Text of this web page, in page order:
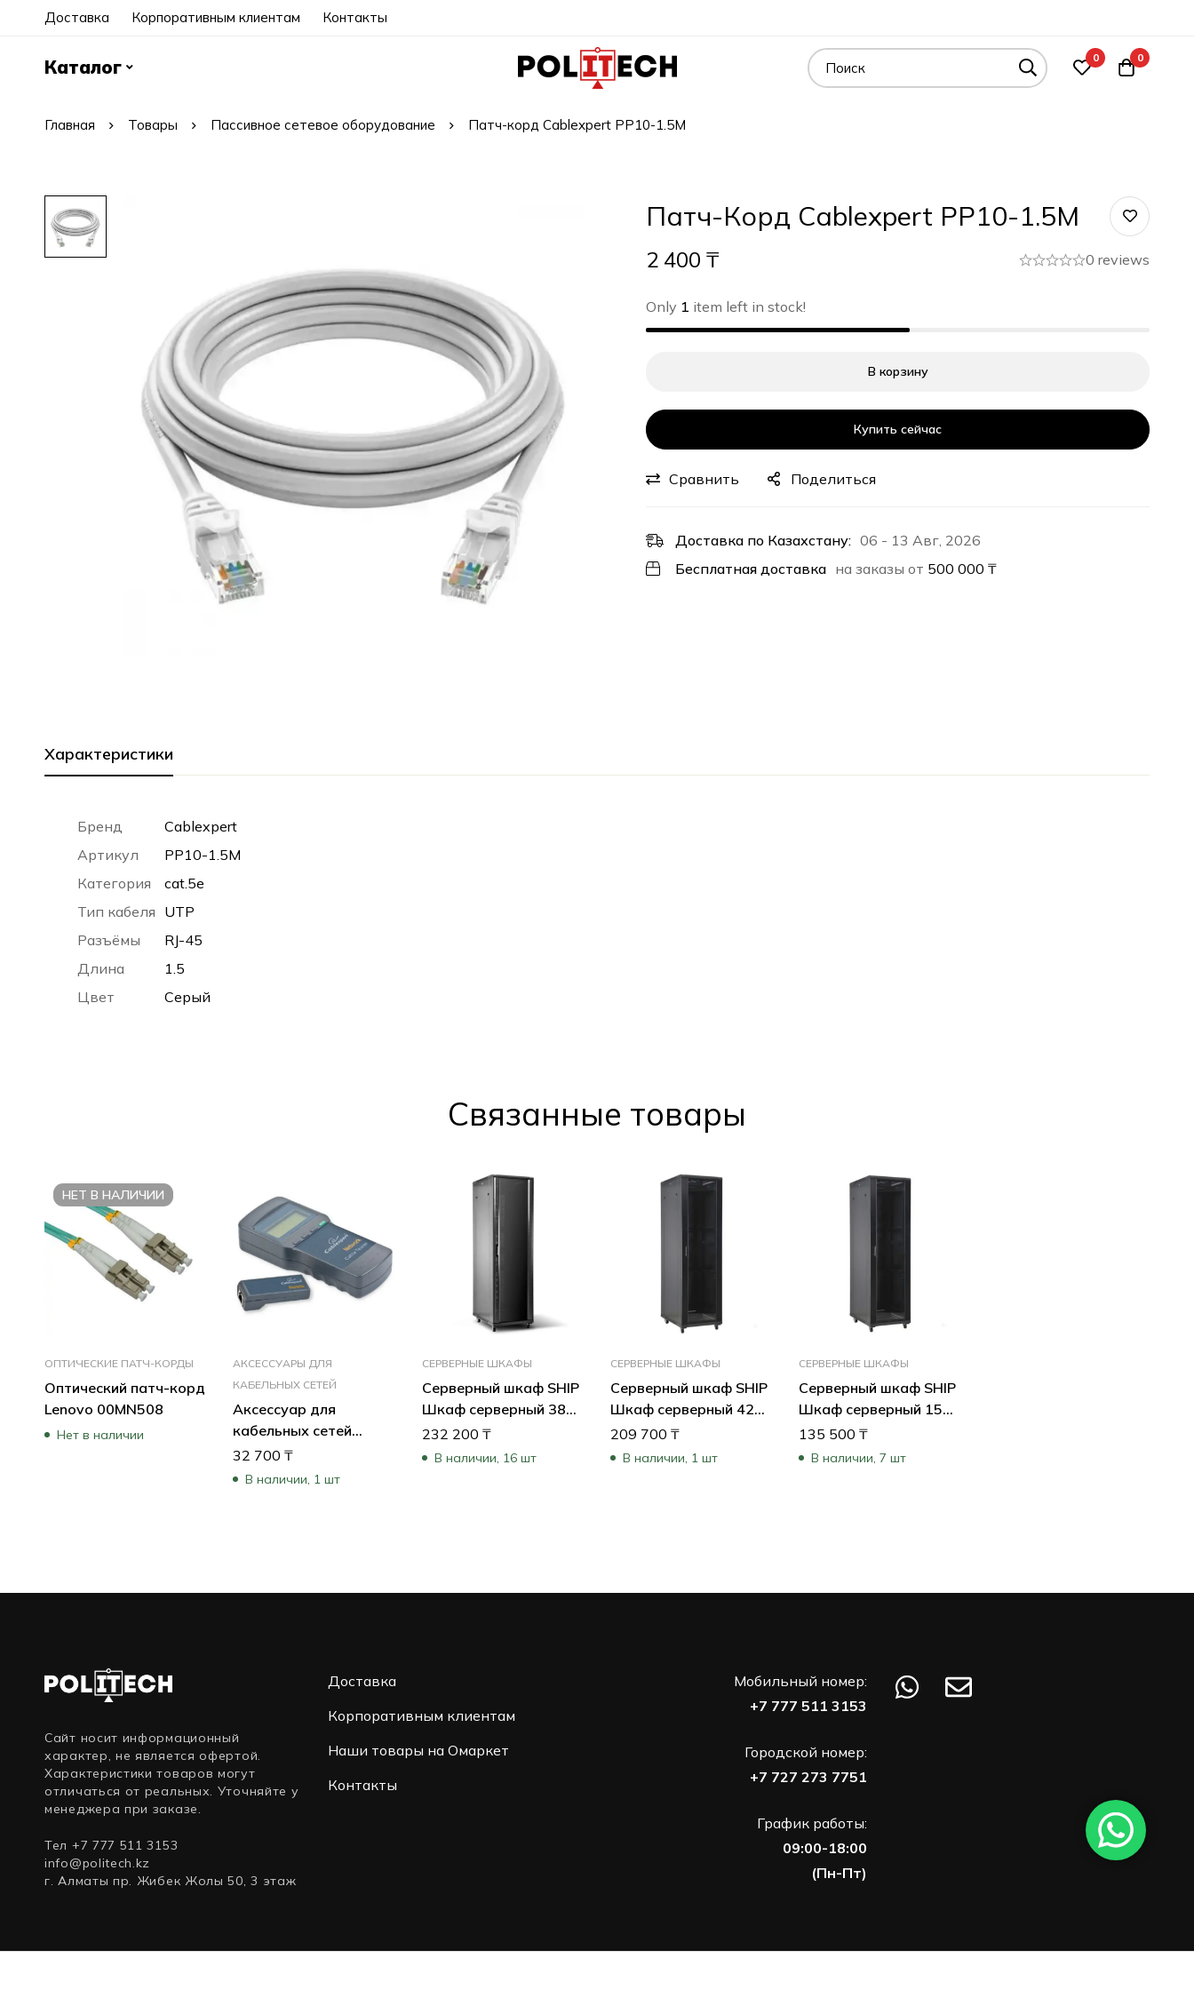
Доставка Корпоративным клиентам Контакты
Каталог 0 0
Главная Товары Пассивное сетевое оборудование Патч-корд Cablexpert PP10-1.5M
Патч-Корд Cablexpert PP10-1.5M
2 400 ₸ 0 reviews
Only 1 item left in stock!
В корзину
Купить сейчас
Сравнить Поделиться
Доставка по Казахстану: 06 - 13 Авг, 2026
Бесплатная доставка на заказы от 500 000 ₸
Характеристики
Бренд
Cablexpert
Артикул
PP10-1.5M
Категория
cat.5e
Тип кабеля UTP
Разъёмы
RJ-45
Длина
1.5
Цвет
Серый
Cвязанные товары
НЕТ В НАЛИЧИИ
ОПТИЧЕСКИЕ ПАТЧ-КОРДЫ
Оптический патч-корд
Lenovo 00MN508
Нет в наличии
АКСЕССУАРЫ ДЛЯ
КАБЕЛЬНЫХ СЕТЕЙ
Аксессуар для
кабельных сетей
Cablexpert Тестер LAN
NCT-3
32 700₸
В наличии, 1 шт
СЕРВЕРНЫЕ ШКАФЫ
Серверный шкаф SHIP
Шкаф серверный 38U
600×800 мм
601S.6838.24.100
232 200 ₸
В наличии, 16 шт
СЕРВЕРНЫЕ ШКАФЫ
Серверный шкаф SHIP
Шкаф серверный 42U
600×600 мм
601S.6642.03.100
209 700 ₸
В наличии, 1 шт
СЕРВЕРНЫЕ ШКАФЫ
Серверный шкаф SHIP
Шкаф серверный 15U
600×800 мм
601S.6815.03.100
135 500₸
В наличии, 7 шт
Сайт носит информационный
характер, не является офертой.
Характеристики товаров могут
отличаться от реальных. Уточняйте у
менеджера при заказе.
Тел +7 777 511 3153
info@politech.kz
г. Алматы пр. Жибек Жолы 50, 3 этаж
Доставка
Корпоративным клиентам
Наши товары на Омаркет
Контакты
Мобильный номер:
+7 777 511 3153
Городской номер:
+7 727 273 7751
График работы:
09:00-18:00
(Пн-Пт)